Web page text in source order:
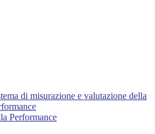
di misurazione e valutazione della
Performance